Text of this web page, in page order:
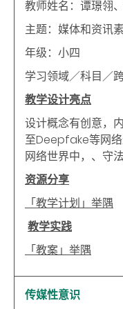
教师姓名：谭璟翎
主题：媒体和资讯
年级：小四
学习领域／科目／
教学设计亮点
设计概念有创意，
至Deepfake等网
网络世界中，、守
资源分享
「教学计划」举隅
教学实践
「教案」举隅
传媒性意识